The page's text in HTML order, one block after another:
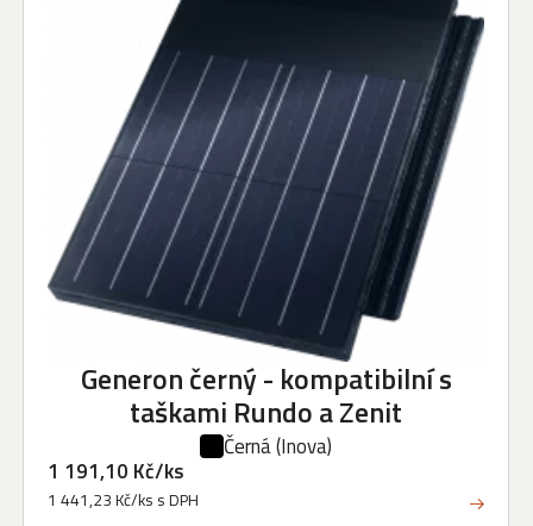
Generon černý - kompatibilní s
taškami Rundo a Zenit
Černá(Inova)
1 191,10 Kč/ks
1 441,23 Kč/ks s DPH